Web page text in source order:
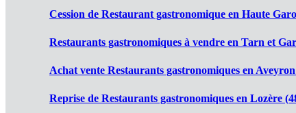
Cession de Restaurant gastronomique en Haute
Restaurants gastronomiques à vendre en Tarn et
Achat vente Restaurants gastronomiques en
Reprise de Restaurants gastronomiques en Lozère